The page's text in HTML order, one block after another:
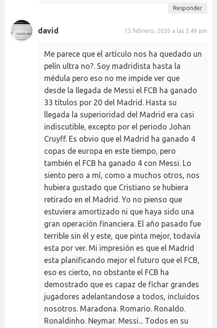
Responder
david 15 febrero, 2020 a las 3:49 pm
Me parece que el artículo nos ha quedado un
pelín ultra no?. Soy madridista hasta la
médula pero eso no me impide ver que
desde la llegada de Messi el FCB ha ganado
33 títulos por 20 del Madrid. Hasta su
llegada la superioridad del Madrid era casi
indiscutible, excepto por el periodo Johan
Cruyff. Es obvio que el Madrid ha ganado 4
copas de europa en este tiempo, pero
también el FCB ha ganado 4 con Messi. Lo
siento pero a mí, como a muchos otros, nos
hubiera gustado que Cristiano se hubiera
retirado en el Madrid. Yo no pienso que
estuviera amortizado ni que haya sido una
gran operación financiera. El año pasado fue
terrible sin él y este, que pinta mejor, todavía
esta por ver. Mi impresión es que el Madrid
esta planificando mejor el futuro que el FCB,
eso es cierto, no obstante el FCB ha
demostrado que es capaz de fichar grandes
jugadores adelantandose a todos, incluidos
nosotros. Maradona. Romario. Ronaldo.
Ronaldinho. Neymar. Messi... Todos en su